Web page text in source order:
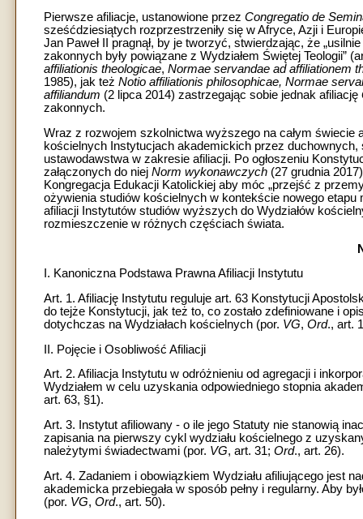
Pierwsze afiliacje, ustanowione przez Congregatio de
sześćdziesiątych rozprzestrzeniły się w Afryce, Azji i
Jan Paweł II pragnął, by je tworzyć, stwierdzając, że
zakonnych były powiązane z Wydziałem Świętej Teologii”
affiliationis theologicae, Normae servandae ad affiliationem
1985), jak też Notio affiliationis philosophicae, Normae
affiliandum (2 lipca 2014) zastrzegając sobie jednak afiliację
zakonnych.
Wraz z rozwojem szkolnictwa wyższego na całym świecie
kościelnych Instytucjach akademickich przez
ustawodawstwa w zakresie afiliacji. Po ogłoszeniu
załączonych do niej Norm wykonawczych (27 grudnia
Kongregacja Edukacji Katolickiej aby móc „przejść z
ożywienia studiów kościelnych w kontekście nowego etapu
afiliacji Instytutów studiów wyższych do Wydziałów
rozmieszczenie w różnych częściach świata.
I. Kanoniczna Podstawa Prawna Afiliacji Instytutu
Art. 1. Afiliację Instytutu reguluje art. 63 Konstytucji
do tejże Konstytucji, jak też to, co zostało zdefiniowane i
dotychczas na Wydziałach kościelnych (por. VG, Ord., art.
II. Pojęcie i Osobliwość Afiliacji
Art. 2. Afiliacja Instytutu w odróżnieniu od agregacji i
Wydziałem w celu uzyskania odpowiedniego stopnia
art. 63, §1).
Art. 3. Instytut afiliowany - o ile jego Statuty nie stanowią
zapisania na pierwszy cykl wydziału kościelnego z
należytymi świadectwami (por. VG, art. 31; Ord., art. 26).
Art. 4. Zadaniem i obowiązkiem Wydziału afiliującego jest
akademicka przebiegała w sposób pełny i regularny. Aby
(por. VG, Ord., art. 50).